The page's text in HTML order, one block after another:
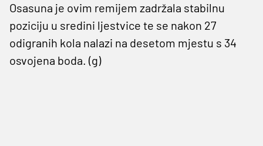
Osasuna je ovim remijem zadržala stabilnu
poziciju u sredini ljestvice te se nakon 27
odigranih kola nalazi na desetom mjestu s 34
osvojena boda. (g)